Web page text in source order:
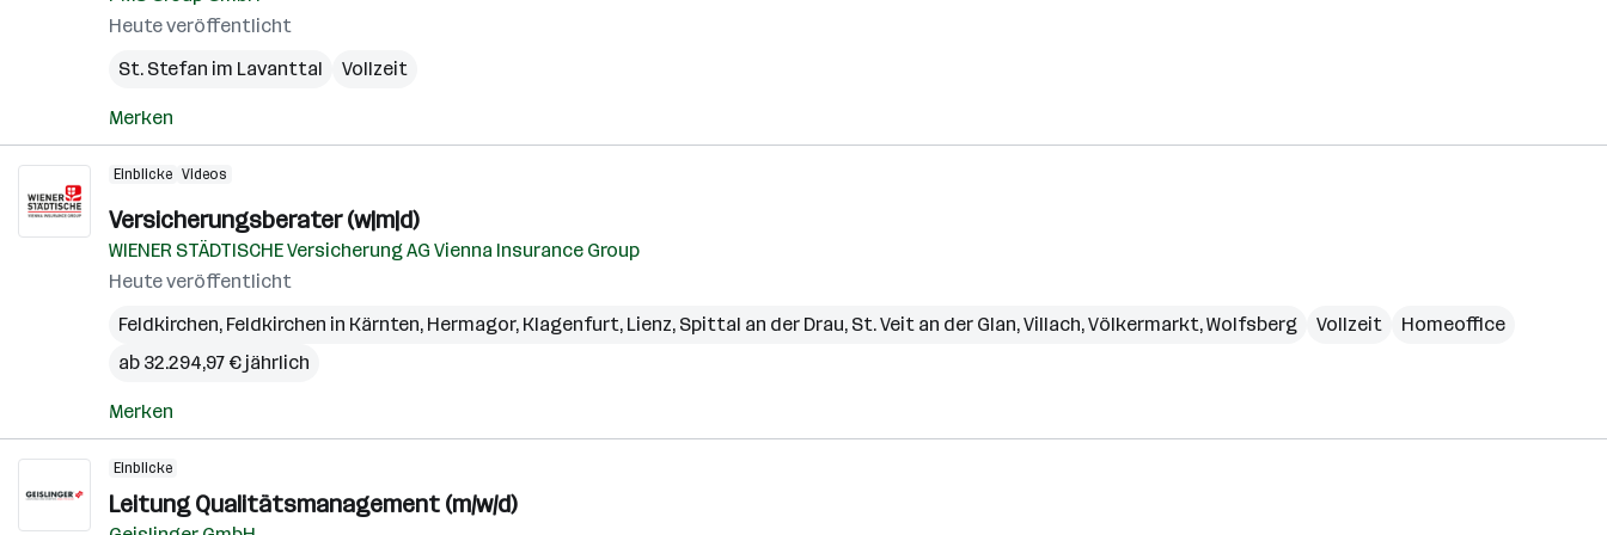
Heute veröffentlicht
St. Stefan im Lavanttal
Vollzeit
Merken
Einblicke Videos
Versicherungsberater (w|m|d)
WIENER STÄDTISCHE Versicherung AG Vienna Insurance Group
Heute veröffentlicht
Feldkirchen, Feldkirchen in Kärnten, Hermagor, Klagenfurt, Lienz, Spittal an der Drau, St. Veit an der Glan,Villach,Völkermarkt,Wolfsberg Vollzeit
Homeoffice
ab 32.294,97 € jährlich
Merken
Einblicke
Leitung Qualitätsmanagement (m/w/d)